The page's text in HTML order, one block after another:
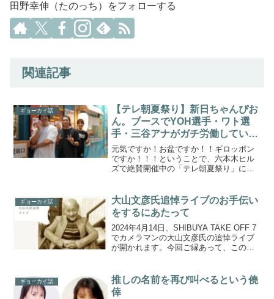
田野幸伸（たのっち）をフォローする
関連記事
ギョーカイ話
【テレ朝夏祭り】新日ちゃんぴお
ん。ブースでYOH選手・ワト選
手・三谷アナがガチ労働していた
件
元気ですか！お盆ですか！！ギロッポン
ですか！！！ということで、六本木ヒル
ズで絶賛開催中の「テレ朝夏祭り」に行
フードコートへ。ここでは、テレ朝の深
夜番組「新日ちゃんぴおん...
ギョーカイ話
大山文彦氏追悼ライブのお手伝い
をするにあたって
2024年4月14日、SHIBUYA TAKE OFF 7
でカメラマンの大山文彦氏の追悼ライブ
が開かれます。今回ご縁あって、このラ
ギョーカイ話
推しの名前を再び叫べるという僥
倖